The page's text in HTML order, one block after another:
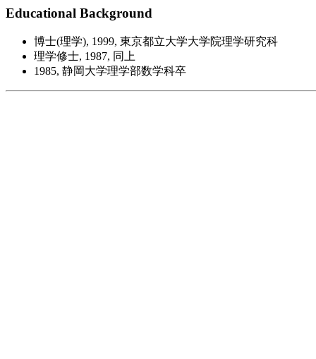
Educational Background
博士(理学), 1999, 東京都立大学大学院理学研究科
理学修士, 1987, 同上
1985, 静岡大学理学部数学科卒